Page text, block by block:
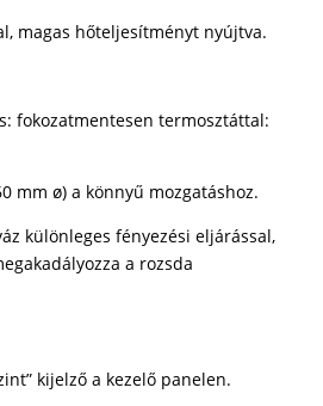
magas hőteljesítményt nyújtva.
fokozatmentesen termosztáttal:
mm ø) a könnyű mozgatáshoz.
különleges fényezési eljárással,
a rozsda
kijelző a kezelő panelen.